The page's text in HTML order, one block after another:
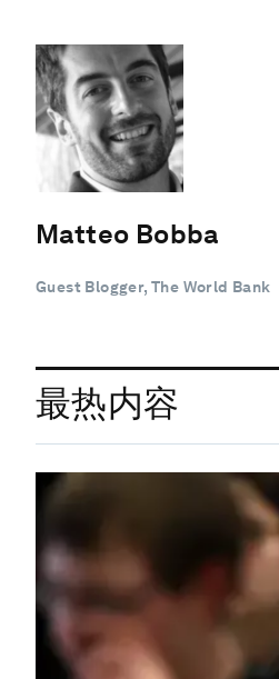
Matteo Bobba
Guest Blogger, The World Bank
最热内容